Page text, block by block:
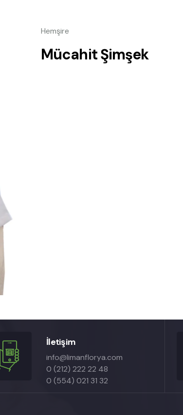
Hemşire
Mücahit Şimşek
İletişim
info@limanflorya.com
0 (212) 222 22 48
0 (554) 021 31 32